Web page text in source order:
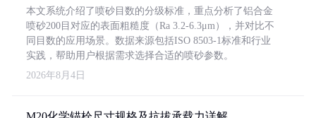
本文系统介绍了喷砂目数的分级标准，重点分析了铝合金
喷砂200目对应的表面粗糙度（Ra 3.2-6.3μm），并对比不
同目数的应用场景。数据来源包括ISO 8503-1标准和行业
实践，帮助用户根据需求选择合适的喷砂参数。
2026年8月4日